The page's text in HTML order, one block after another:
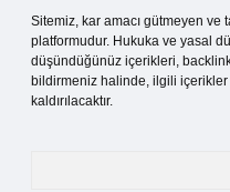
Sitemiz, kar amacı gütmeyen ve
platformudur. Hukuka ve yasal
düşündüğünüz içerikleri,
bildirmeniz halinde, ilgili
kaldırılacaktır.